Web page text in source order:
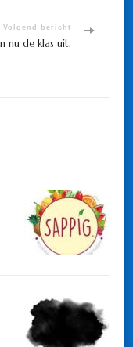
Volgend bericht
nu de klas uit.